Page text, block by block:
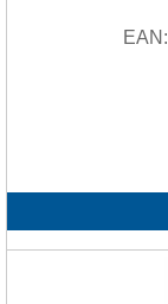
EAN: